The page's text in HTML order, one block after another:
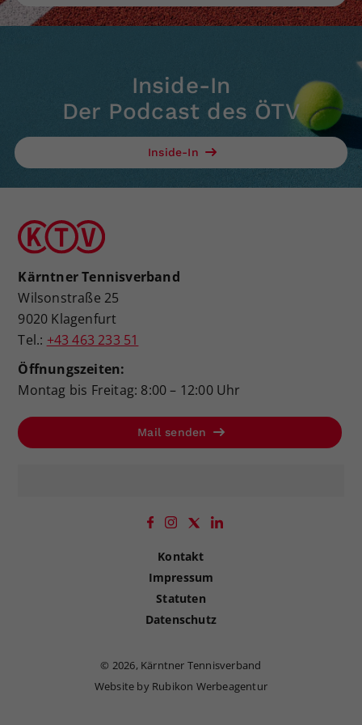
Inside-In
Der Podcast des ÖTV
Inside-In
Kärntner Tennisverband
Wilsonstraße 25
9020 Klagenfurt
Tel.: +43 463 233 51
Öffnungszeiten:
Montag bis Freitag: 8:00 – 12:00 Uhr
Mail senden
Kontakt
Impressum
Statuten
Datenschutz
© 2026, Kärntner Tennisverband
Website by Rubikon Werbeagentur